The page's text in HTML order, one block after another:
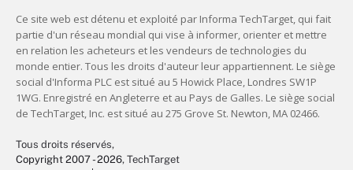
Tous droits réservés,
Copyright 2007 - 2026, TechTarget